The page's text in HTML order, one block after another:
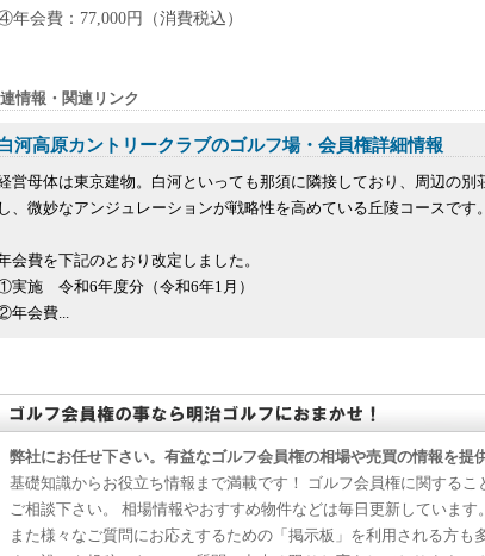
年会費：77,000円（消費税込）
情報・関連リンク
河高原カントリークラブのゴルフ場・会員権詳細情報
営母体は東京建物。白河といっても那須に隣接しており、周辺の
、微妙なアンジュレーションが戦略性を高めている丘陵コースです
会費を下記のとおり改定しました。
実施 令和6年度分（令和6年1月）
年会費...
弊社にお任せ下さい。有益なゴルフ会員権の相場や売買の情報を提
基礎知識からお役立ち情報まで満載です！ ゴルフ会員権に関するこ
ご相談下さい。 相場情報やおすすめ物件などは毎日更新しています。
また様々なご質問にお応えするための「掲示板」を利用される方も